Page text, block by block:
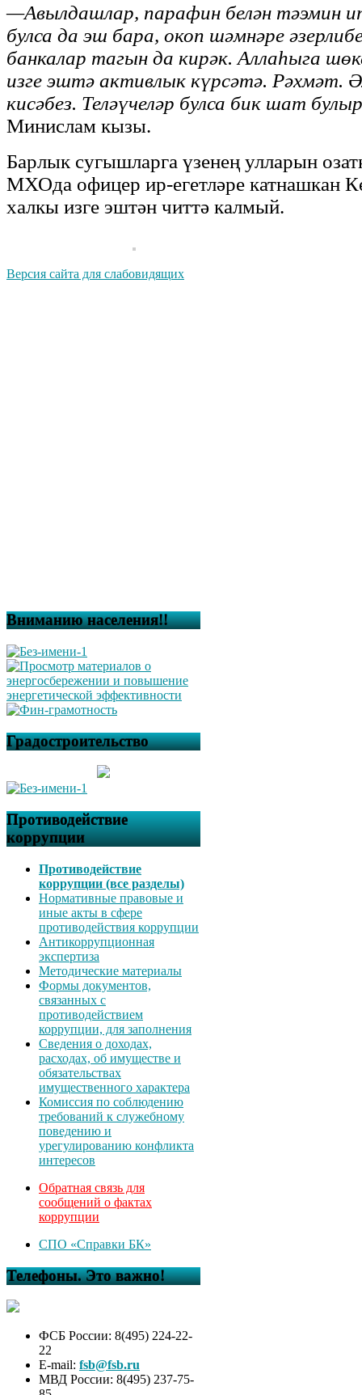
—Авылдашлар, парафин белән тәэмин
булса да эш бара, окоп шәмнәре
банкалар тагын да кирәк. Аллаһыга
изге эштә активлык күрсәтә. Рәхмәт.
кисәбез. Теләүчеләр булса бик шат
Минислам кызы.
Барлык сугышларга үзенең улларын
МХОда офицер ир-егетләре катнашкан
халкы изге эштән читтә калмый.
Версия сайта для слабовидящих
Вниманию населения!!
Градостроительство
Противодействие
коррупции
Противодействие
коррупции (все разделы)
Нормативные правовые и
иные акты в сфере
противодействия коррупции
Антикоррупционная
экспертиза
Методические материалы
Формы документов,
связанных с
противодействием
коррупции, для заполнения
Сведения о доходах,
расходах, об имуществе и
обязательствах
имущественного характера
Комиссия по соблюдению
требований к служебному
поведению и
урегулированию конфликта
интересов
Обратная связь для
сообщений о фактах
коррупции
СПО «Справки БК»
Телефоны. Это важно!
ФСБ России: 8(495) 224-22-
22
E-mail: fsb@fsb.ru
МВД России: 8(495) 237-75-